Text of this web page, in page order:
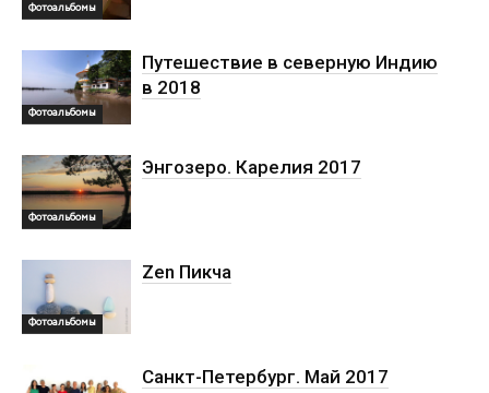
Фотоальбомы
Фотоальбомы
Путешествие в северную Индию
в 2018
Фотоальбомы
Энгозеро. Карелия 2017
Фотоальбомы
Zen Пикча
Санкт-Петербург. Май 2017